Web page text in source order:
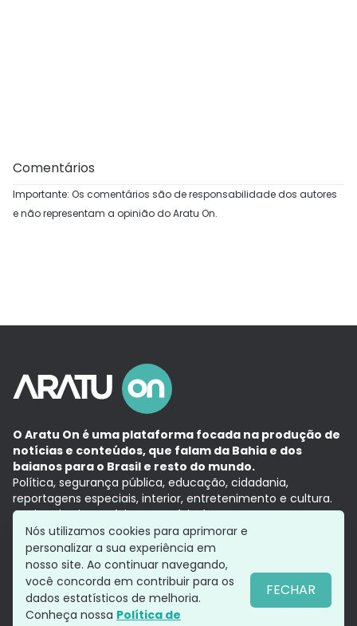
Comentários
Importante: Os comentários são de responsabilidade dos autores
e não representam a opinião do Aratu On.
O Aratu On é uma plataforma focada na produção de
notícias e conteúdos, que falam da Bahia e dos
baianos para o Brasil e resto do mundo.
Política, segurança pública, educação, cidadania,
reportagens especiais, interior, entretenimento e cultura.
Aqui, tudo vira notícia e a notícia é no tempo presente,
com a credibilidade do Grupo Aratu.
Grupo Aratu
Política de privacidade
Siga-nos
Nós utilizamos cookies para aprimorar e
personalizar a sua experiência em
nosso site. Ao continuar navegando,
você concorda em contribuir para os
dados estatísticos de melhoria.
Conheça nossa Política de
FECHAR